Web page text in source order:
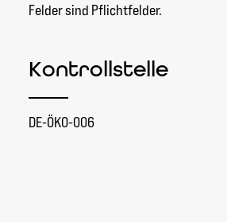
Felder sind Pflichtfelder.
Kontrollstelle
DE-ÖKO-006